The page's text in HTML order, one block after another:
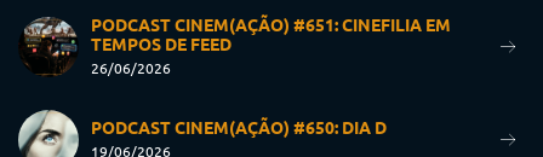
PODCAST CINEM(AÇÃO) #651: CINEFILIA EM
TEMPOS DE FEED
26/06/2026
PODCAST CINEM(AÇÃO) #650: DIA D
19/06/2026